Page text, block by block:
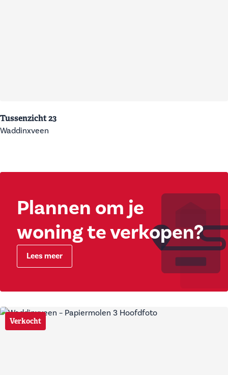
Tussenzicht 23
Waddinxveen
Plannen om je
woning te verkopen?
Lees meer
Verkocht